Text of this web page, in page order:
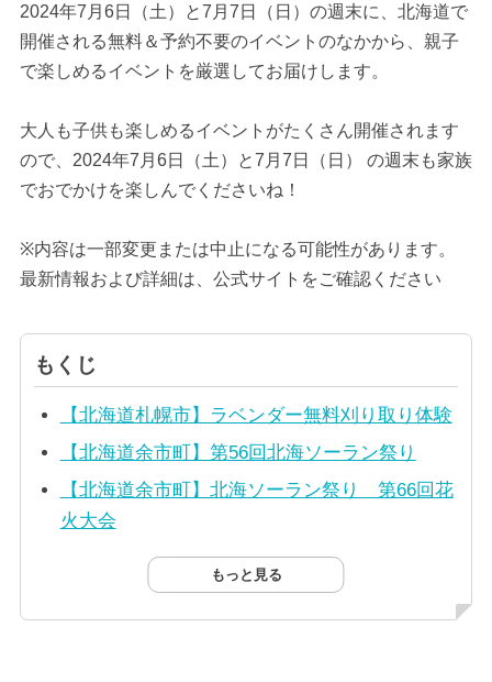
2024年7月6日（土）と7月7日（日）の週末に、北海道で
開催される無料＆予約不要のイベントのなかから、親子
で楽しめるイベントを厳選してお届けします。
大人も子供も楽しめるイベントがたくさん開催されます
ので、2024年7月6日（土）と7月7日（日） の週末も家族
でおでかけを楽しんでくださいね！
※内容は一部変更または中止になる可能性があります。
最新情報および詳細は、公式サイトをご確認ください
もくじ
【北海道札幌市】ラベンダー無料刈り取り体験
【北海道余市町】第56回北海ソーラン祭り
【北海道余市町】北海ソーラン祭り 第66回花
火大会
もっと見る